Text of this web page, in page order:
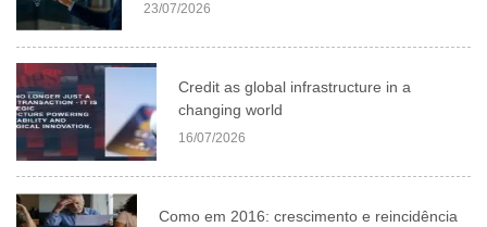
23/07/2026
Credit as global infrastructure in a
changing world
16/07/2026
Como em 2016: crescimento e reincidência